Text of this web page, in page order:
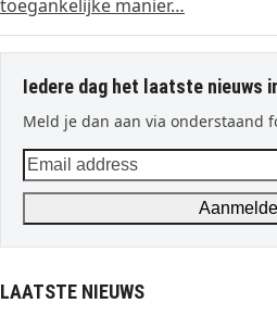
toegankelijke manier…
Iedere dag het laatste nieuws
Meld je dan aan via onderstaand
Email
address
LAATSTE NIEUWS